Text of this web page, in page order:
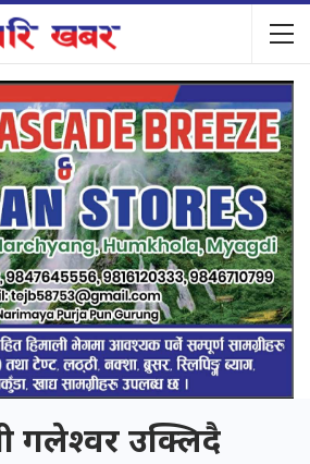
गलेश्वर उक्लिदै